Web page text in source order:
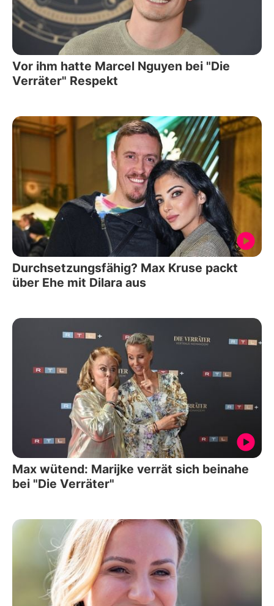
Vor ihm hatte Marcel Nguyen bei "Die
Verräter" Respekt
Durchsetzungsfähig? Max Kruse packt
über Ehe mit Dilara aus
Max wütend: Marijke verrät sich beinahe
bei "Die Verräter"